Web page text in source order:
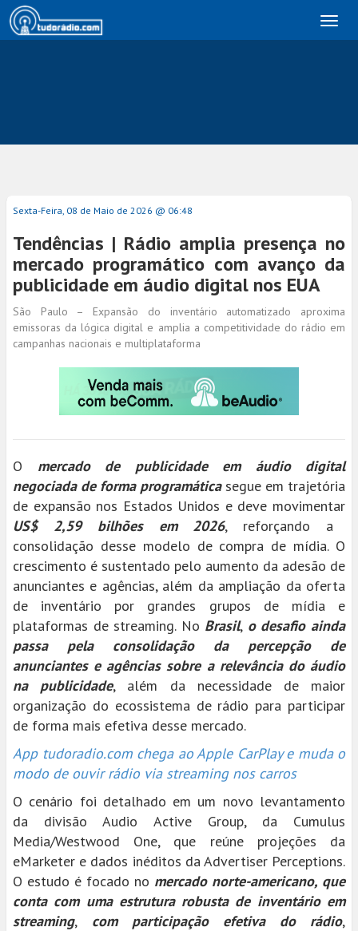
Sexta-Feira, 08 de Maio de 2026 @ 06:48
Tendências | Rádio amplia presença no
mercado programático com avanço da
publicidade em áudio digital nos EUA
São Paulo – Expansão do inventário automatizado aproxima
emissoras da lógica digital e amplia a competitividade do rádio em
campanhas nacionais e multiplataforma
O mercado de publicidade em áudio digital
negociada de forma programáticasegue em trajetória
de expansão nos Estados Unidos e deve movimentar
US$ 2,59 bilhões em 2026, reforçando a
consolidação desse modelo de compra de mídia. O
crescimento é sustentado pelo aumento da adesão de
anunciantes e agências, além da ampliação da oferta
de inventário por grandes grupos de mídia e
plataformas de streaming. No Brasil, o desafio ainda
passa pela consolidação da percepção de
anunciantes e agências sobre a relevância do áudio
na publicidade, além da necessidade de maior
organização do ecossistema de rádio para participar
de forma mais efetiva desse mercado.
App tudoradio.com chega ao Apple CarPlay e muda o
modo de ouvir rádio via streaming nos carros
O cenário foi detalhado em um novo levantamento
da divisão Audio Active Group, da Cumulus
Media/Westwood One, que reúne projeções da
eMarketer e dados inéditos da Advertiser Perceptions.
O estudo é focado no mercado norte-americano, que
conta com uma estrutura robusta de inventário em
streaming, com participação efetiva do rádio,